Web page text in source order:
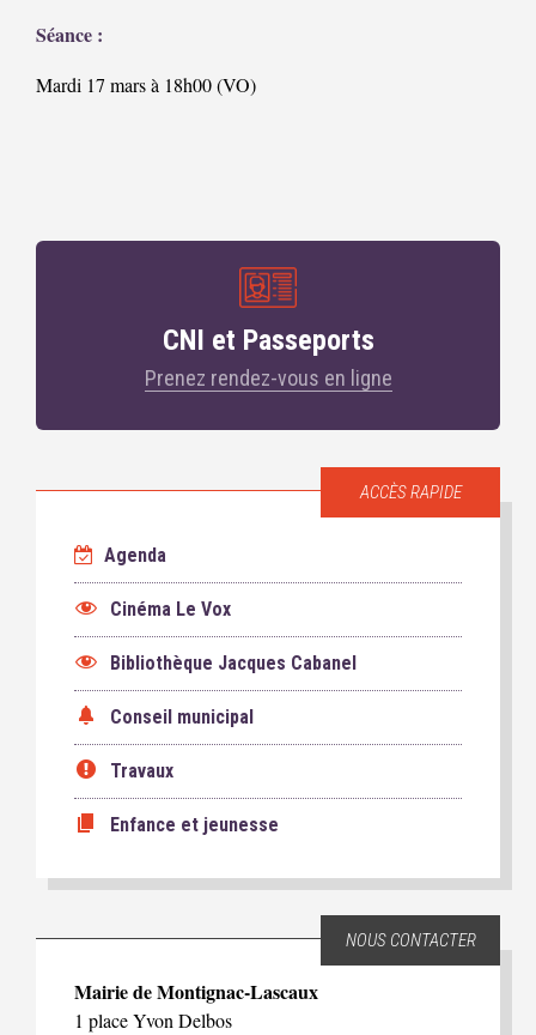
Séance :
Mardi 17 mars à 18h00 (VO)
CNI et Passeports
Prenez rendez-vous en ligne
ACCÈS RAPIDE
Agenda
Cinéma Le Vox
Bibliothèque Jacques Cabanel
Conseil municipal
Travaux
Enfance et jeunesse
NOUS CONTACTER
Mairie de Montignac-Lascaux
1 place Yvon Delbos